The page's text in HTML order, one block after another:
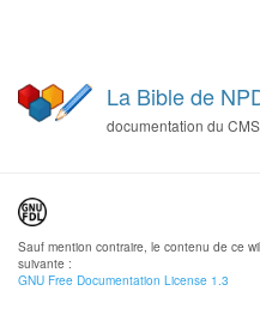
La Bible de
documentation du
Sauf mention contraire, le contenu de ce
suivante :
GNU Free Documentation License 1.3